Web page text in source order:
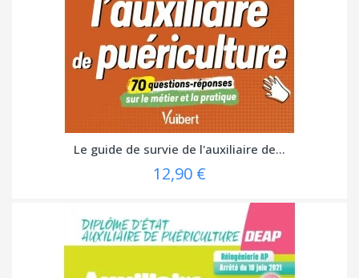
Le guide de survie de l'auxiliaire de...
12,90 €